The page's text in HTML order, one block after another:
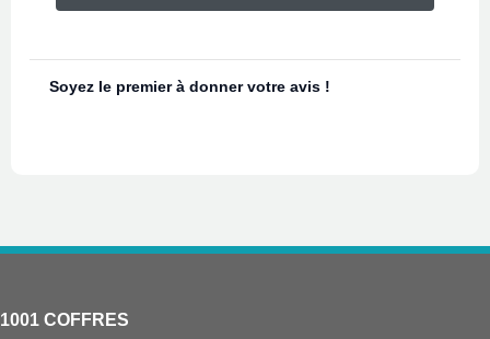
Soyez le premier à donner votre avis !
1001 COFFRES